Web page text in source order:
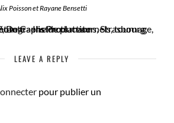
Poisson et Rayane Bensetti
- Instincts maternels, tournage, téléilm, France 2, De Caelis Productions, Strasbourg, photographe de plateau
LEAVE A REPLY
pour publier un